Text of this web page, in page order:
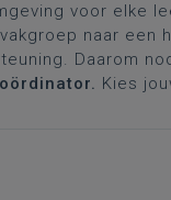
voor elke
naar een
Daarom
Kies